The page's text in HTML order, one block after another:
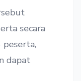
secara
peserta,
dapat